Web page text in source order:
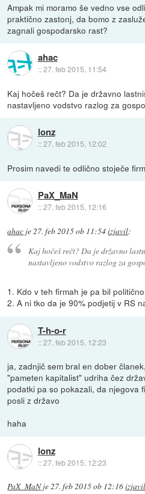
Ampak mi moramo še vedno vse
praktično zastonj, da bomo z
zagnali gospodarsko rast?
ahac
::27. feb 2015, 11:54
Kaj hočeš rečt? Da je državno
nastavljeno vodstvo razlog za
lonz
::27. feb 2015, 12:02
Prosim navedi te odlično stoječe
PaX_MaN
::27. feb 2015, 12:16
ahac je27. feb 2015 ob 11:54izjavil:
Kaj hočeš rečt? Da je državno
nastavljeno vodstvo razlog za
1. Kdo v teh firmah je pa bil
2. A ni tko da je 90% podjetij v RS
T-h-o-r
::27. feb 2015, 12:23
ja, zadnjič sem bral en dober
"pameten kapitalist" udriha čez
podatki pa so pokazali, da njegova
posli z državo
haha
lonz
::27. feb 2015, 12:23
PaX_MaNje27. feb 2015 ob 12:16